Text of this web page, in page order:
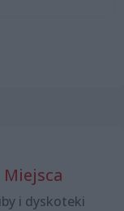
Miejsca
i dyskoteki